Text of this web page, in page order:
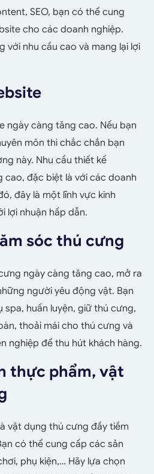
SEO, bạn có thể cung
cho các doanh nghiệp.
với nhu cầu cao và mang lại lợi
ngày càng tăng cao. Nếu bạn
môn thì chắc chắn bạn
này. Nhu cầu thiết kế
cao, đặc biệt là với các doanh
đây là một lĩnh vực kinh
lợi nhuận hấp dẫn.
sóc thú cưng
ngày càng tăng cao, mở ra
người yêu động vật. Bạn
huấn luyện, giữ thú cưng,
thoải mái cho thú cưng và
nghiệp để thu hút khách hàng.
thực phẩm, vật
vật dụng thú cưng đầy tiềm
có thể cung cấp các sản
phụ kiện,… Hãy lựa chọn